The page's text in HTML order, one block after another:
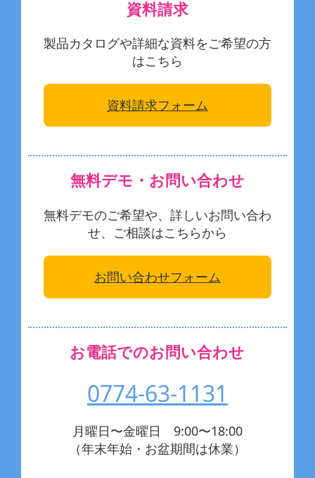
資料請求
製品カタログや詳細な資料をご希望の方
はこちら
資料請求フォーム
無料デモ・お問い合わせ
無料デモのご希望や、詳しいお問い合わ
せ、ご相談はこちらから
お問い合わせフォーム
お電話でのお問い合わせ
0774-63-1131
月曜日〜金曜日 9:00〜18:00
（年末年始・お盆期間は休業）